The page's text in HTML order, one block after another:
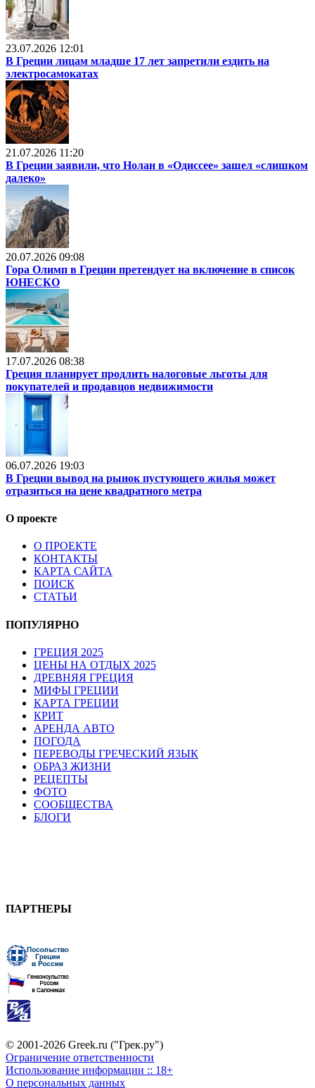
23.07.2026 12:01
В Греции лицам младше 17 лет запретили ездить на
электросамокатах
21.07.2026 11:20
В Греции заявили, что Нолан в «Одиссее» зашел «слишком
далеко»
20.07.2026 09:08
Гора Олимп в Греции претендует на включение в список
ЮНЕСКО
17.07.2026 08:38
Греция планирует продлить налоговые льготы для
покупателей и продавцов недвижимости
06.07.2026 19:03
В Греции вывод на рынок пустующего жилья может
отразиться на цене квадратного метра
О проекте
О ПРОЕКТЕ
КОНТАКТЫ
КАРТА САЙТА
ПОИСК
СТАТЬИ
ПОПУЛЯРНО
ГРЕЦИЯ 2025
ЦЕНЫ НА ОТДЫХ 2025
ДРЕВНЯЯ ГРЕЦИЯ
МИФЫ ГРЕЦИИ
КАРТА ГРЕЦИИ
КРИТ
АРЕНДА АВТО
ПОГОДА
ПЕРЕВОДЫ ГРЕЧЕСКИЙ ЯЗЫК
ОБРАЗ ЖИЗНИ
РЕЦЕПТЫ
ФОТО
СООБЩЕСТВА
БЛОГИ
ПАРТНЕРЫ
© 2001-2026 Greek.ru ("Грек.ру")
Ограничение ответственности
Использование информации :: 18+
О персональных данных